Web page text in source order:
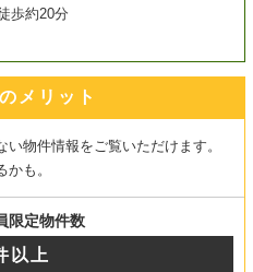
歩約20分
メリット
物件情報をご覧いただけます。
も。
限定物件数
以上